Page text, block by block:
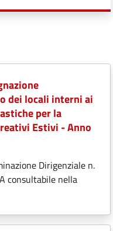
dei locali interni ai
per la
Estivi - Anno
Dirigenziale n.
consultabile nella